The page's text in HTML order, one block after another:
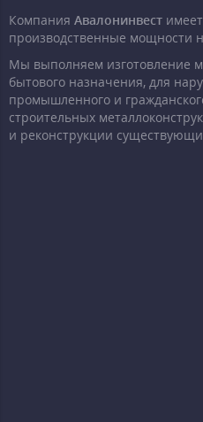
Компания Авалонинвест
производственные мощности
Мы выполняем изготовление
бытового назначения, для
промышленного и
строительных
и реконструкции